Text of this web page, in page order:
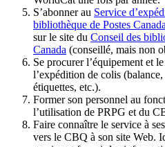
S’abonner au Service
bibliothèque de Postes Canada
sur le site du Conseil des
Canada (conseillé, mais non
Se procurer l’équipement et
l’expédition de colis
étiquettes, etc.).
Former son personnel au
l’utilisation de PRPG et du
Faire connaître le service à
vers le CBQ à son site Web.